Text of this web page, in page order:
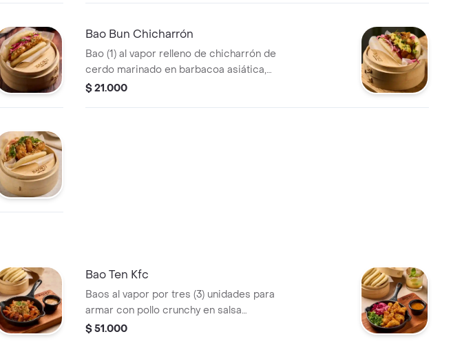
Bao Bun Chicharrón
Bao (1) al vapor relleno de chicharrón de
cerdo marinado en barbacoa asiática,
lechuga, repollo, cebolla marinada,
$ 21.000
Bao Ten Kfc
Baos al vapor por tres (3) unidades para
armar con pollo crunchy en salsa
chillimango, lechuga, vegetales
$ 51.000